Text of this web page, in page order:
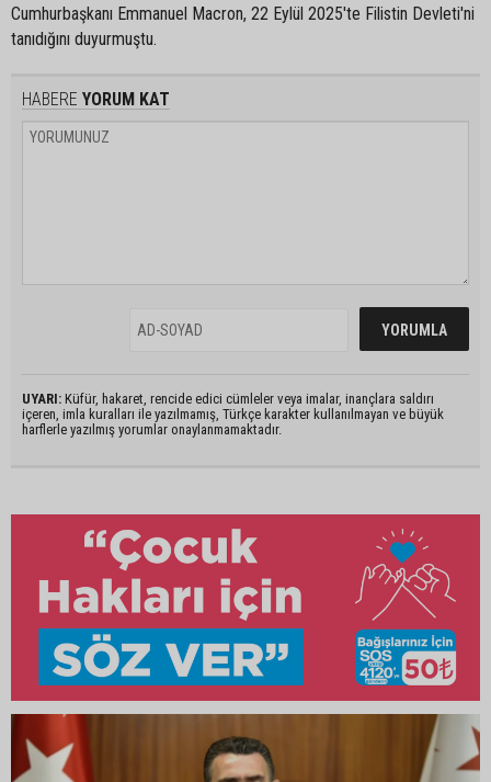
Cumhurbaşkanı Emmanuel Macron, 22 Eylül 2025'te Filistin Devleti'ni
tanıdığını duyurmuştu.
HABERE YORUM KAT
UYARI: Küfür, hakaret, rencide edici cümleler veya imalar, inançlara saldırı
içeren, imla kuralları ile yazılmamış, Türkçe karakter kullanılmayan ve büyük
harflerle yazılmış yorumlar onaylanmamaktadır.